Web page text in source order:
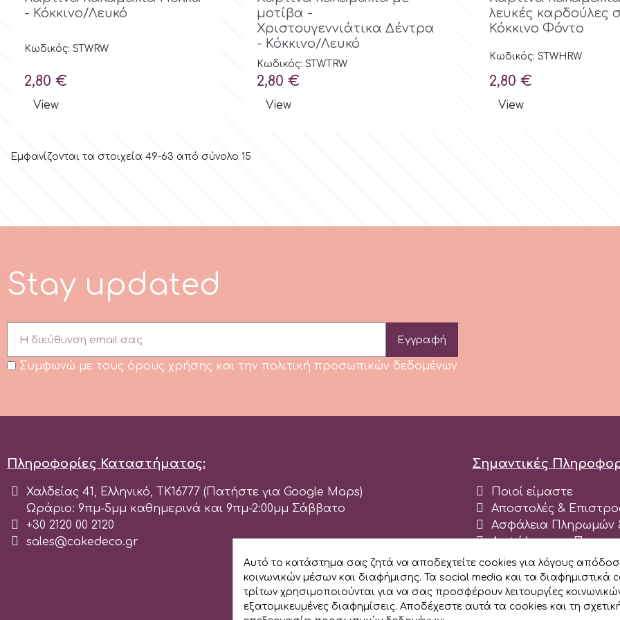
Είδη Μνημοσύνου
KitBox
LOTP
m
Martellato
Marvelous Molds
- Κόκκινο/Λευκό
Κωδικός: STWRW
Τιμή
2,80 €
View
μοτίβα -
Χριστουγεννιάτικα Δέντρα
- Κόκκινο/Λευκό
Κωδικός: STWTRW
Τιμή
2,80 €
View
λευκές καρδούλες
Κόκκινο Φόντο
Κωδικός: STWHRW
Τιμή
2,80 €
View
Εμφανίζονται τα στοιχεία 49-63 από σύνολο 15
Stay updated
Εγγραφή
Συμφωνώ με τους όρους χρήσης και την πολιτική προσωπικών δεδομένων
Πληροφορίες Καταστήματος:
Χαλδείας 41, Ελληνικό, ΤΚ16777 (Πατήστε για Google Maps)
Ωράριο: 9πμ-5μμ καθημερινά και 9πμ-2:00μμ Σάββατο
+30 2120 00 2120
sales@cakedeco.gr
Σημαντικές
Ποιοί είμαστε
Αποστολές &
Ασφάλεια Πληρωμών
Ασφάλεια και
Όροι χρήσης
Blog
Εγγραφείτε σαν
Αυτό το κατάστημα σας ζητά να αποδεχτείτε cookies για λόγους
κοινωνικών μέσων και διαφήμισης. Τα social media και τα διαφημιστικά
τρίτων χρησιμοποιούνται για να σας προσφέρουν λειτουργίες
εξατομικευμένες διαφημίσεις. Αποδέχεστε αυτά τα cookies και τη